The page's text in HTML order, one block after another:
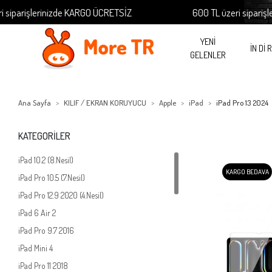
KARGO ÜCRETSİZ 600 TL üzeri siparişlerinizde
YENİ
GELENLER
İN Dİ
Ana Sayfa KILIF / EKRAN KORUYUCU Apple iPad iPad Pro 13 2024
KATEGORİLER
iPad 10.2 (8.Nesil)
iPad Pro 10.5 (7.Nesil)
iPad Pro 12.9 2020 (4.Nesil)
iPad 6 Air 2
iPad Pro 9.7 2016
iPad Mini 4
iPad Pro 11 2018
KARGO BEDAVA